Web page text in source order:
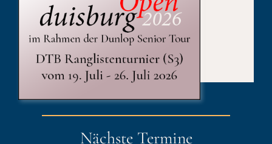
Published On: 15. Mai 2023
Kategorien:Sport
Nächste Termine